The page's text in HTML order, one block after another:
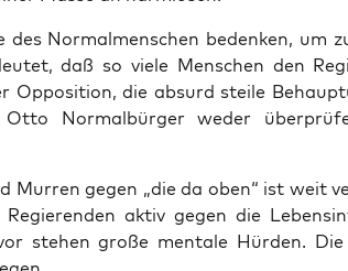
des Nor­mal­men­schen beden­ken, um
daß so vie­le Men­schen den
Oppo­si­ti­on, die absurd stei­le
Nor­mal­bür­ger weder
Mur­ren gegen „die da oben“ ist weit
aktiv gegen die
ste­hen gro­ße men­ta­le Hür­den.